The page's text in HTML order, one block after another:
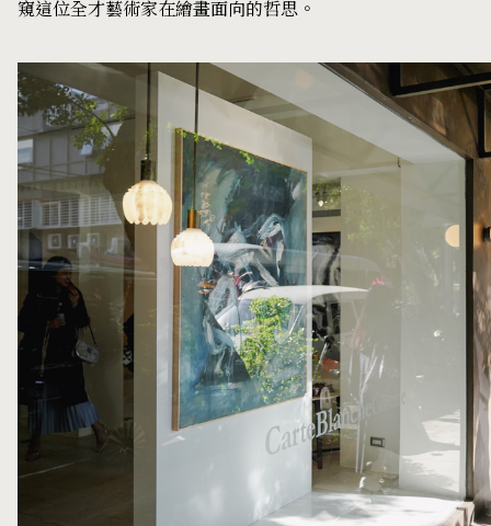
窺這位全才藝術家在繪畫面向的哲思。